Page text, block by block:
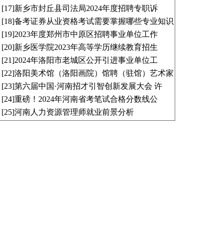
[17]新乡市封丘县司法局2024年度招聘专职诉
[18]备考证券从业资格考试需要掌握哪些专业知识
[19]2023年度郑州市中原区招聘事业单位工作
[20]新乡医学院2023年高等学历继续教育招生
[21]2024年洛阳市老城区公开引进事业单位工
[22]洛阳美术馆（洛阳画院）馆聘（驻馆）艺术家
[23]第六届中国·河南招才引智创新发展大会 许
[24]重磅！2024年河南省考笔试合格分数线公
[25]河南人力资源管理师就业前景分析